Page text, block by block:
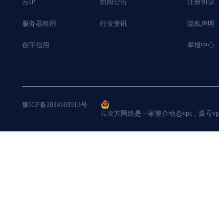
云IP
服务器租用
创宇信用
新闻公告
行业资讯
注册协议
隐私声明
举报中心
豫ICP备2024103913号
云次方网络是一家整合动态vps，拨号